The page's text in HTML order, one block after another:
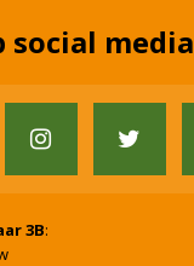
social media
3B: